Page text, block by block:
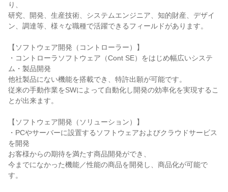
り、
研究、開発、生産技術、システムエンジニア、知的財産、デザイ
ン、調達等、様々な職種で活躍できるフィールドがあります。
【ソフトウェア開発（コントローラー）】
・コントローラソフトウェア（Cont SE）をはじめ幅広いシステ
ム・製品開発
他社製品にない機能を搭載でき、特許出願が可能です。
従来の手動作業をSWによって自動化し開発の効率化を実現するこ
とが出来ます。
【ソフトウェア開発（ソリューション）】
・PCやサーバーに設置するソフトウェアおよびクラウドサービス
を開発
お客様からの期待を満たす商品開発ができ、
今までになかった機能／性能の商品を開発し、商品化が可能で
す。